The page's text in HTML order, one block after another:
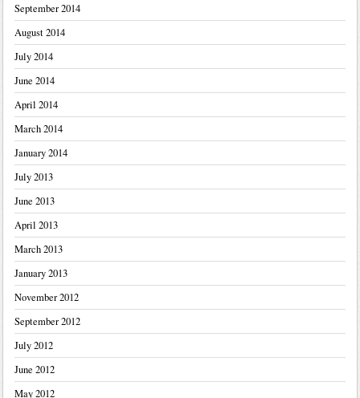
September 2014
August 2014
July 2014
June 2014
April 2014
March 2014
January 2014
July 2013
June 2013
April 2013
March 2013
January 2013
November 2012
September 2012
July 2012
June 2012
May 2012